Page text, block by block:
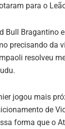
para o
Bull Bragantino
precisando da
resolveu
jogou mais
de
forma que o